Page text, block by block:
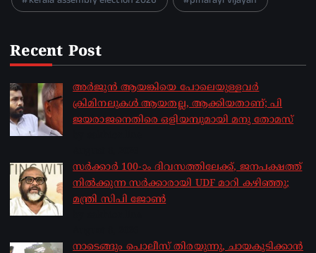
Recent Post
അർജുൻ ആയങ്കിയെ പോലെയുള്ളവർ
ക്രിമിനലുകൾ ആയതല്ല, ആക്കിയതാണ്; പി
ജയരാജനെതിരെ ഒളിയമ്പുമായി മനു തോമസ്
സർക്കാർ 100-ാം ദിവസത്തിലേക്ക്, ജനപക്ഷത്ത്
നിൽക്കുന്ന സർക്കാരായി UDF മാറി കഴിഞ്ഞു;
മന്ത്രി സിപി ജോൺ
നാടെങ്ങും പൊലീസ് തിരയുന്നു, ചായകുടിക്കാൻ